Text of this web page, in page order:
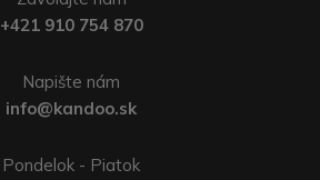
+421 910 754 870
Napište nám
info@kandoo.sk
Pondelok - Piatok